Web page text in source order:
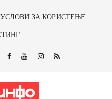
УСЛОВИ ЗА КОРИСТЕЊЕ